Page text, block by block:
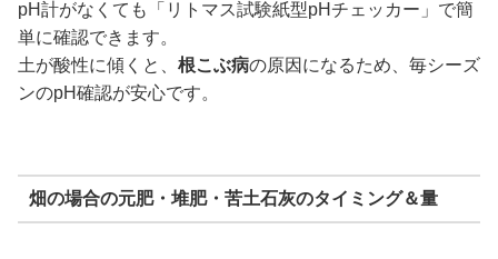
pH計がなくても「リトマス試験紙型pHチェッカー」で簡
単に確認できます。
土が酸性に傾くと、 根こぶ病の原因になるため、毎シーズ
ンのpH確認が安心です。
畑の場合の元肥・堆肥・苦土石灰のタイミング＆量